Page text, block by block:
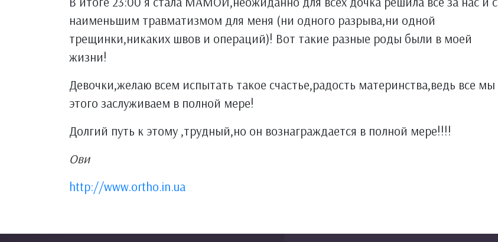
наименьшим травматизмом для меня (ни одного разрыва,ни одной
трещинки,никаких швов и операций)! Вот такие разные роды были в моей
жизни!
Девочки,желаю всем испытать такое счастье,радость материнства,ведь все мы
этого заслуживаем в полной мере!
Долгий путь к этому ,трудный,но он вознаграждается в полной мере!!!!
Ови
http://www.ortho.in.ua